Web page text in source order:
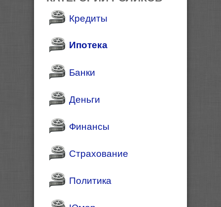
Кредиты
Ипотека
Банки
Деньги
Финансы
Страхование
Политика